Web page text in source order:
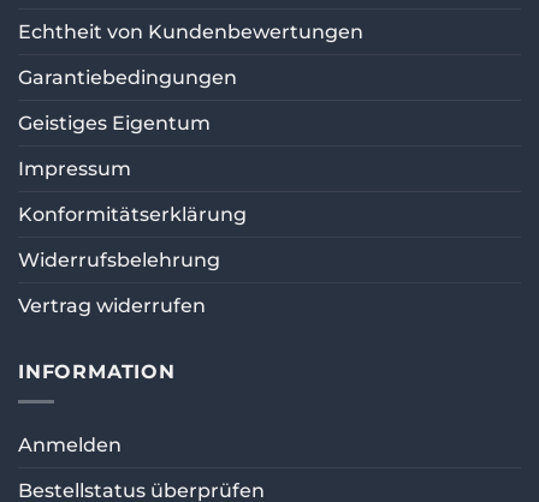
Echtheit von Kundenbewertungen
Garantiebedingungen
Geistiges Eigentum
Impressum
Konformitätserklärung
Widerrufsbelehrung
Vertrag widerrufen
INFORMATION
Anmelden
Bestellstatus überprüfen